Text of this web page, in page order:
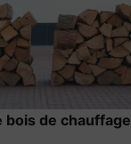
bois de chauffage